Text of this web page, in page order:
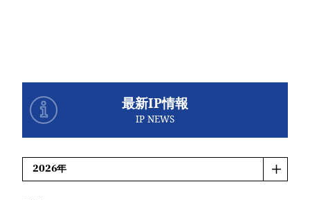
最新IP情報
IP NEWS